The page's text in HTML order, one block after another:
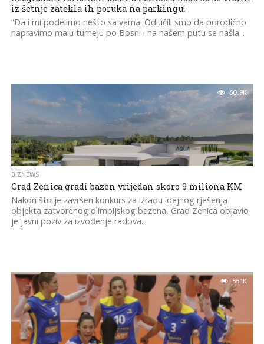
iz šetnje zatekla ih poruka na parkingu!
“Da i mi podelimo nešto sa vama. Odlučili smo da porodično
napravimo malu turneju po Bosni i na našem putu se našla...
60.9K
BIZNEWS
Grad Zenica gradi bazen vrijedan skoro 9 miliona KM
Nakon što je završen konkurs za izradu idejnog rješenja
objekta zatvorenog olimpijskog bazena, Grad Zenica objavio
je javni poziv za izvođenje radova...
55.1K